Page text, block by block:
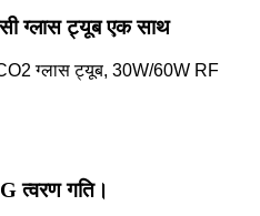
ग्लास ट्यूब एक साथ
ग्लास ट्यूब, 30W/60W RF
त्वरण गति।